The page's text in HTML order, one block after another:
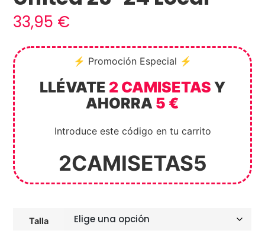
33,95 €
⚡ Promoción Especial ⚡
LLÉVATE 2 CAMISETAS Y
AHORRA 5 €
Introduce este código en tu carrito
2CAMISETAS5
Talla